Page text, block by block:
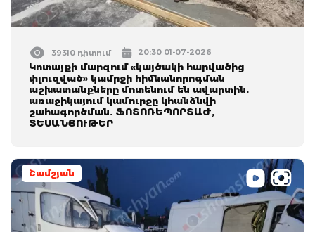
39310 դիտում 20:30 01-07-2026
Կոտայքի մարզում «կայծակի հարվածից
փլուզված» կամրջի հիմնանորոգման
աշխատանքները մոտենում են ավարտին.
առաջիկայում կամուրջը կհանձնվի
շահագործման. ՖՈՏՈՌԵՊՈՐՏԱԺ,
ՏԵՍԱՆՅՈՒԹԵՐ
Շամշյան